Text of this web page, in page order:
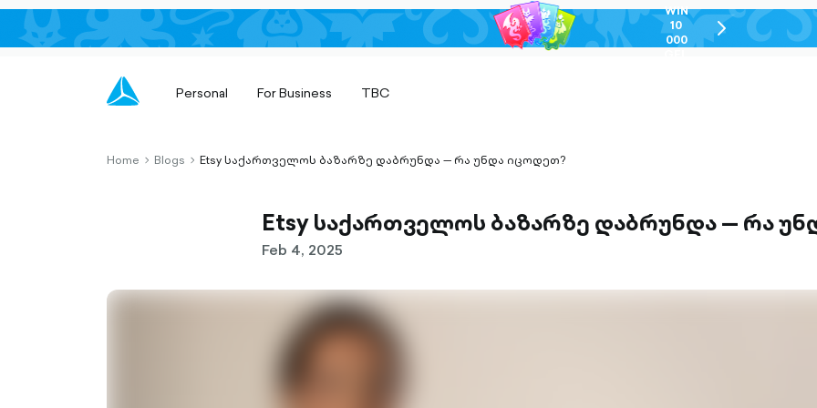
WIN
10
000
chevron-
right-
Personal For Business TBC
Home chevron-
Blogs chevron-
Etsy საქართველოს ბაზარზე დაბრუნდა — რა უნდა იცოდეთ?
Etsy საქართველოს ბაზარზე დაბრუნდა — რა
Feb 4, 2025